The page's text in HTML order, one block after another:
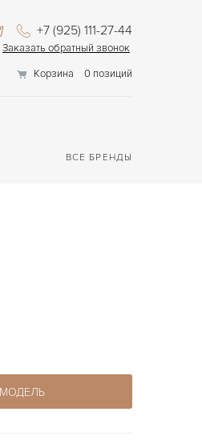
+7 (925) 111-27-44
Заказать обратный звонок
Корзина
0 позиций
ВСЕ БРЕНДЫ